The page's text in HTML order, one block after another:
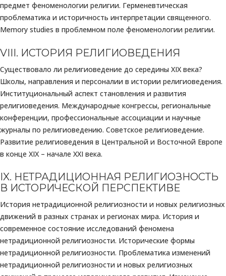
предмет феноменологии религии. Герменевтическая
проблематика и историчность интерпретации священного.
Memory studies в проблемном поле феноменологии религии.
VIII. ИСТОРИЯ РЕЛИГИОВЕДЕНИЯ
Существовало ли религиоведение до середины ХІХ века?
Школы, направления и персоналии в истории религиоведения.
Институциональный аспект становления и развития
религиоведения. Международные конгрессы, региональные
конференции, профессиональные ассоциации и научные
журналы по религиоведению. Советское религиоведение.
Развитие религиоведения в Центральной и Восточной Европе
в конце XIX – начале ХХI века.
IX. НЕТРАДИЦИОННАЯ РЕЛИГИОЗНОСТЬ
В ИСТОРИЧЕСКОЙ ПЕРСПЕКТИВЕ
История нетрадиционной религиозности и новых религиозных
движений в разных странах и регионах мира. История и
современное состояние исследований феномена
нетрадиционной религиозности. Исторические формы
нетрадиционной религиозности. Проблематика изменений
нетрадиционной религиозности и новых религиозных